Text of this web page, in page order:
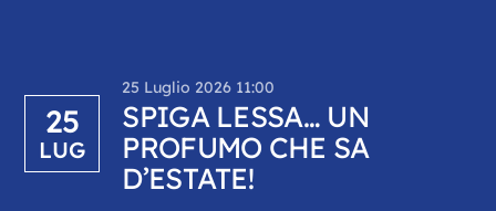
25
LUG
25 Luglio 2026 11:00
SPIGA LESSA… UN
PROFUMO CHE SA
D’ESTATE!